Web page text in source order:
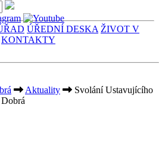
ÚŘEDNÍ DESKA ŽIVOT V
KONTAKTY
Aktuality
Svolání Ustavujícího